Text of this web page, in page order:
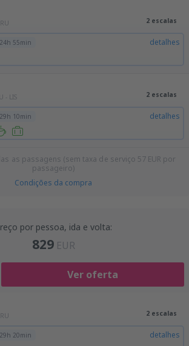
2 escalas
24h 55min detalhes
- LIS 2 escalas
29h 10min detalhes
as passagens (sem taxa de serviço 57 EUR por
passageiro)
Condições da compra
por pessoa, ida e volta:
829 EUR
Ver oferta
2 escalas
29h 20min detalhes